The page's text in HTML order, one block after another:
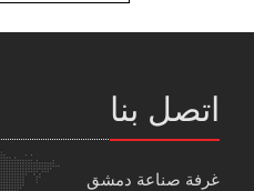
اتصل بنا
غرفة صناعة دمشق